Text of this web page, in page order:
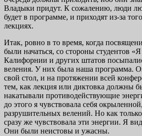
Владыки придут. К сожалению, люди
будет в программе, и приходят из-за
лекциях.
Итак, ровно в то время, когда
были начаться, со стороны студентов
Калифорнии и других штатов
веления. У них была наша программа.
свой стол, и на протяжении всей
тем, как лекция или диктовка должны
накатывали противодействующие
до этого я чувствовала себя
разрушительных велений. Но как только
сразу же чувствовала эти энергии. Я
Они были неистовы и ужасны.